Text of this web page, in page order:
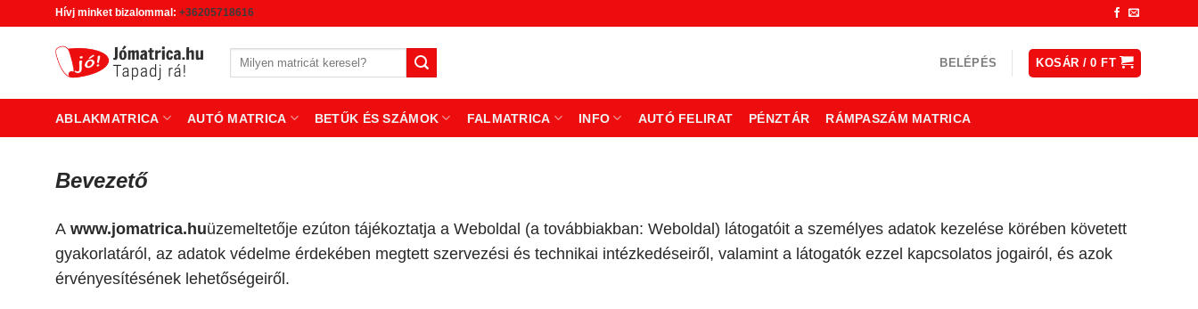
Hívj minket bizalommal: +36205718616
Keresés
BELÉPÉS KOSÁR /0FT
ABLAKMATRICA AUTÓ MATRICA BETŰK ÉS SZÁMOK FALMATRICA INFO AUTÓ FELIRAT PÉNZTÁR RÁMPASZÁM MATRICA
Bevezető
A www.jomatrica.huüzemeltetője ezúton tájékoztatja a Weboldal (a továbbiakban: Weboldal) látogatóit a személyes adatok kezelése körében követett
gyakorlatáról, az adatok védelme érdekében megtett szervezési és technikai intézkedéseiről, valamint a látogatók ezzel kapcsolatos jogairól, és azok
érvényesítésének lehetőségeiről.